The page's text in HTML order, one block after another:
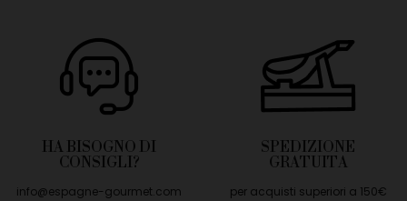
HA BISOGNO DI
CONSIGLI?
info@espagne-gourmet.com
SPEDIZIONE
GRATUITA
per acquisti superiori a 150€